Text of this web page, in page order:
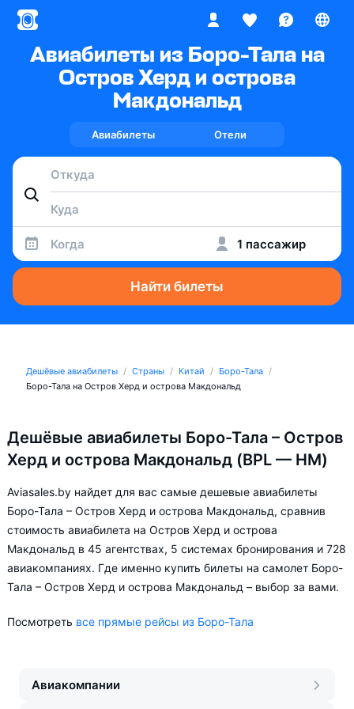
Авиабилеты из Боро-Тала на
Остров Херд и острова
Макдональд
Авиабилеты Отели
Когда 1 пассажир
Найти билеты
Дешёвые авиабилеты Страны Китай
Боро-Тала
Боро-Тала на Остров Херд и острова Макдональд
Дешёвые авиабилеты Боро-Тала – Остров
Херд и острова Макдональд (BPL — HM)
Aviasales.by найдет для вас самые дешевые авиабилеты
Боро-Тала – Остров Херд и острова Макдональд, сравнив
стоимость авиабилета на Остров Херд и острова
Макдональд в 45 агентствах, 5 системах бронирования и 728
авиакомпаниях. Где именно купить билеты на самолет Боро-
Тала – Остров Херд и острова Макдональд – выбор за вами.
Посмотреть все прямые рейсы из Боро-Тала
Авиакомпании